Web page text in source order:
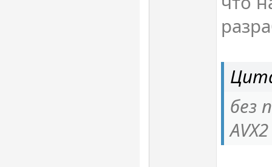
без